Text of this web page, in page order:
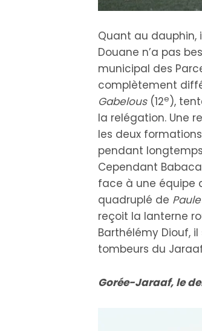
Quant au dauphin,
Douane n’a pas
municipal des
complètement
Gabelous (12e ),
la relégation. Une
les deux
pendant
Cependant
face à une équipe
quadruplé de
reçoit la lanterne
Barthélémy Diouf,
tombeurs du
Gorée-Jaraaf, le